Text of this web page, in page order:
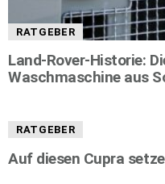
RATGEBER
Land-Rover-Historie:
Waschmaschine aus
RATGEBER
Auf diesen Cupra